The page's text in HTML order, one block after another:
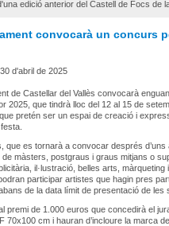
edició anterior del Castell de Focs de
convocarà un concurs
d'abril de 2025
de Castellar del Vallès convocarà
2025, que tindrà lloc del 12 al 15 de
pretén ser un espai de creació i
que es tornarà a convocar després
de màsters, postgraus i graus mitjans o
il·lustració, belles arts,
participar artistes que hagin pres
de la data límit de presentació de les
premi de 1.000 euros que concedirà el
70x100 cm i hauran d’incloure la marca